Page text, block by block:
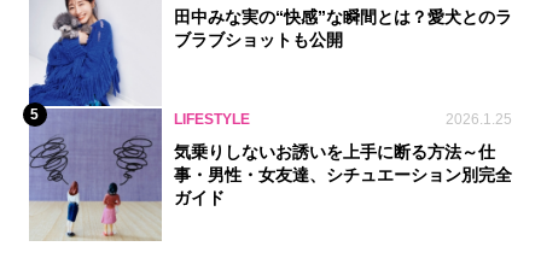
田中みな実の“快感”な瞬間とは？愛犬とのラ
ブラブショットも公開
5 LIFESTYLE 2026.1.25
気乗りしないお誘いを上手に断る方法～仕
事・男性・女友達、シチュエーション別完全
ガイド